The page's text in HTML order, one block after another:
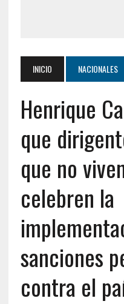
INICIO NACIONALES
Henrique
que
que no
celebren la
sanciones
contra el